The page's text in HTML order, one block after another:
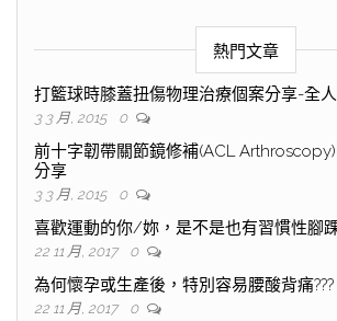
熱門文章
打籃球時膝蓋扭傷物理治療個案分享-全
3 3 月, 2015 0
前十字韌帶關節鏡修補(ACL
分享
3 3 月, 2015 0
喜歡運動的你/妳，是不是也有習慣性腳
22 11 月, 2017 0
為何懷孕或生產後，特別容易腰酸背痛???
22 11 月, 2017 0